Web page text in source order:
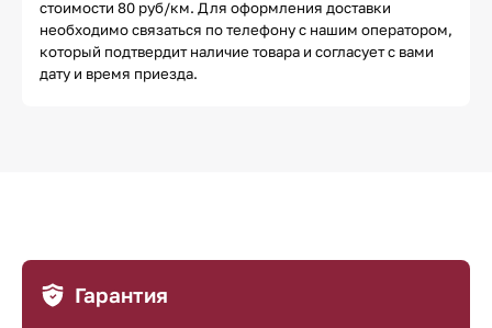
стоимости 80 руб/км. Для оформления доставки
необходимо связаться по телефону с нашим оператором,
который подтвердит наличие товара и согласует с вами
дату и время приезда.
Гарантия